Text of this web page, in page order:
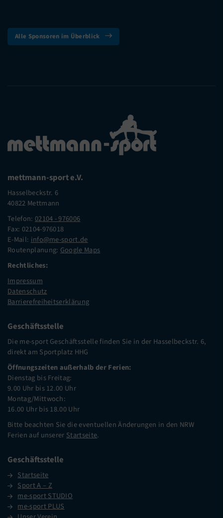
Alle Sponsoren im Überblick
mettmann-sport e.V.
Hasselbeckstr. 6
40822 Mettmann
Telefon: 02104 - 976006
Fax: 02104-976018
E-Mail: info@me-sport.de
Routenplanung: Google Maps
Rechtliches:
Impressum
Datenschutz
Barrierefreiheitserklärung
Geschäftsstelle
Die me-sport Geschäftsstelle finden Sie in der Hasselbeckstr. 6,
direkt am Sportplatz HHG
Öffnungszeiten außerhalb der Ferien:
Dienstag bis Freitag:
9.00 Uhr bis 12.00 Uhr
Montag/Mittwoch:
16.00 Uhr bis 18.00 Uhr
Bitte beachten Sie die eventuellen Änderungen in den NRW
Ferien auf unserer Startseite.
Geschäftsstelle
Startseite
Sport A – Z
me-sport STUDIO
me-sport PLUS